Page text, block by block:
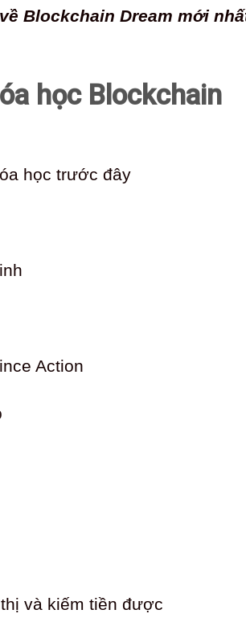
Blockchain Dream mới
học Blockchain
học trước đây
Action
và kiếm tiền được